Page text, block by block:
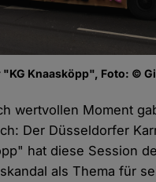
"KG Knaasköpp", Foto: ©
wertvollen Moment
Der Düsseldorfer
hat diese Session
als Thema für